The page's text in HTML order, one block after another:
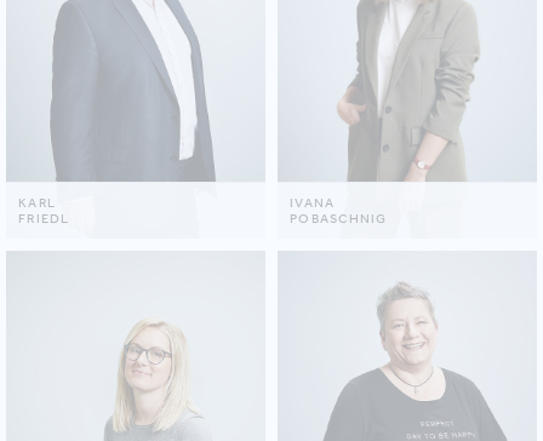
KARL
FRIEDL
IVANA
POBASCHNIG